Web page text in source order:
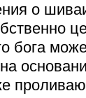
о
бога